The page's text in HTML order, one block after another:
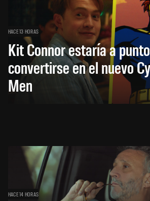
HACE 13 HORAS
Kit Connor estaría a
convertirse en el nuevo
Men
HACE 14 HORAS